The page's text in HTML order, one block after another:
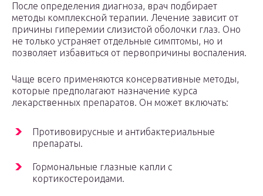
После определения диагноза, врач подбирает
методы комплексной терапии. Лечение зависит от
причины гиперемии слизистой оболочки глаз. Оно
не только устраняет отдельные симптомы, но и
позволяет избавиться от первопричины воспаления.
Чаще всего применяются консервативные методы,
которые предполагают назначение курса
лекарственных препаратов. Он может включать:
Противовирусные и антибактериальные
препараты.
Гормональные глазные капли с
кортикостероидами.